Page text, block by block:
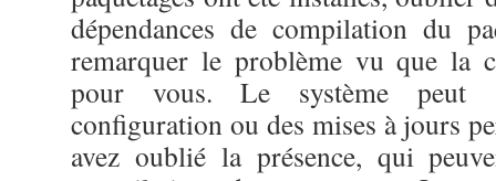
dépendances de compilation du
remarquer le problème vu que la
pour vous. Le système peut
configuration ou des mises à jours
avez oublié la présence, qui